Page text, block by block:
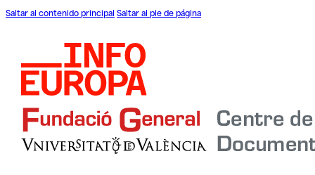
Saltar al contenido principal Saltar al pie de página